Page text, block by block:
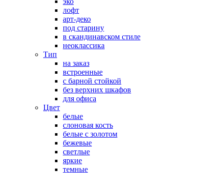
лофт
арт-деко
под старину
в скандинавском стиле
неоклассика
Тип
на заказ
встроенные
с барной стойкой
без верхних шкафов
для офиса
Цвет
белые
слоновая кость
белые с золотом
бежевые
светлые
яркие
темные